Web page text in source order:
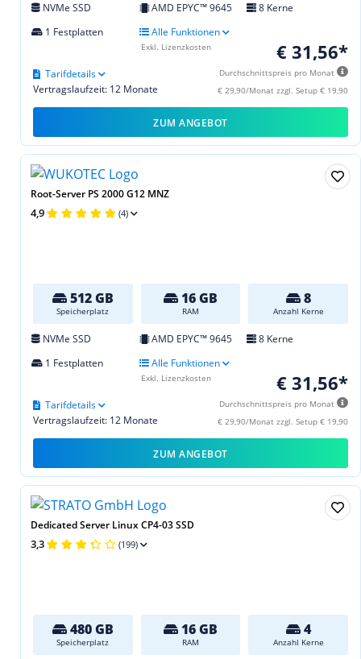
NVMe SSD AMD EPYC™ 9645
8 Kerne
1 Festplatten
Alle Funktionen
€ 31,56*
Durchschnittspreis pro Monat
€ 29,90/Monat zzgl. Setup € 19,90
Vertragslaufzeit: 12 Monate
Tarifdetails
Exkl. Lizenzkosten
ZUM ANGEBOT
Root-Server PS 2000 G12 MNZ
4,9 (4)
512 GB
Speicherplatz
16 GB
RAM
8
Anzahl Kerne
NVMe SSD AMD EPYC™ 9645
8 Kerne
1 Festplatten
Alle Funktionen
€ 31,56*
Durchschnittspreis pro Monat
€ 29,90/Monat zzgl. Setup € 19,90
Vertragslaufzeit: 12 Monate
Tarifdetails
Exkl. Lizenzkosten
ZUM ANGEBOT
Dedicated Server Linux CP4-03 SSD
3,3 (199)
480 GB
Speicherplatz
16 GB
RAM
4
Anzahl Kerne